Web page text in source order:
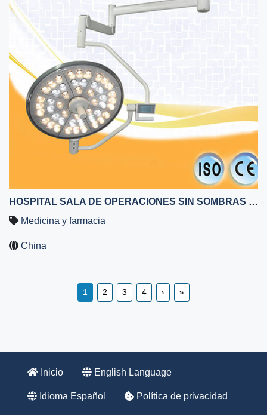
HOSPITAL SALA DE OPERACIONES SIN SOMBRAS LUZ QUIRÚRGICA ME500 LUZ QUIRÚRGICA
Medicina y farmacia
China
Paginación Página
actual
1 Page
2 Page
3 Page
4
Siguiente
página
›
Última
página
»
Inicio English Language
Idioma Español Política de privacidad